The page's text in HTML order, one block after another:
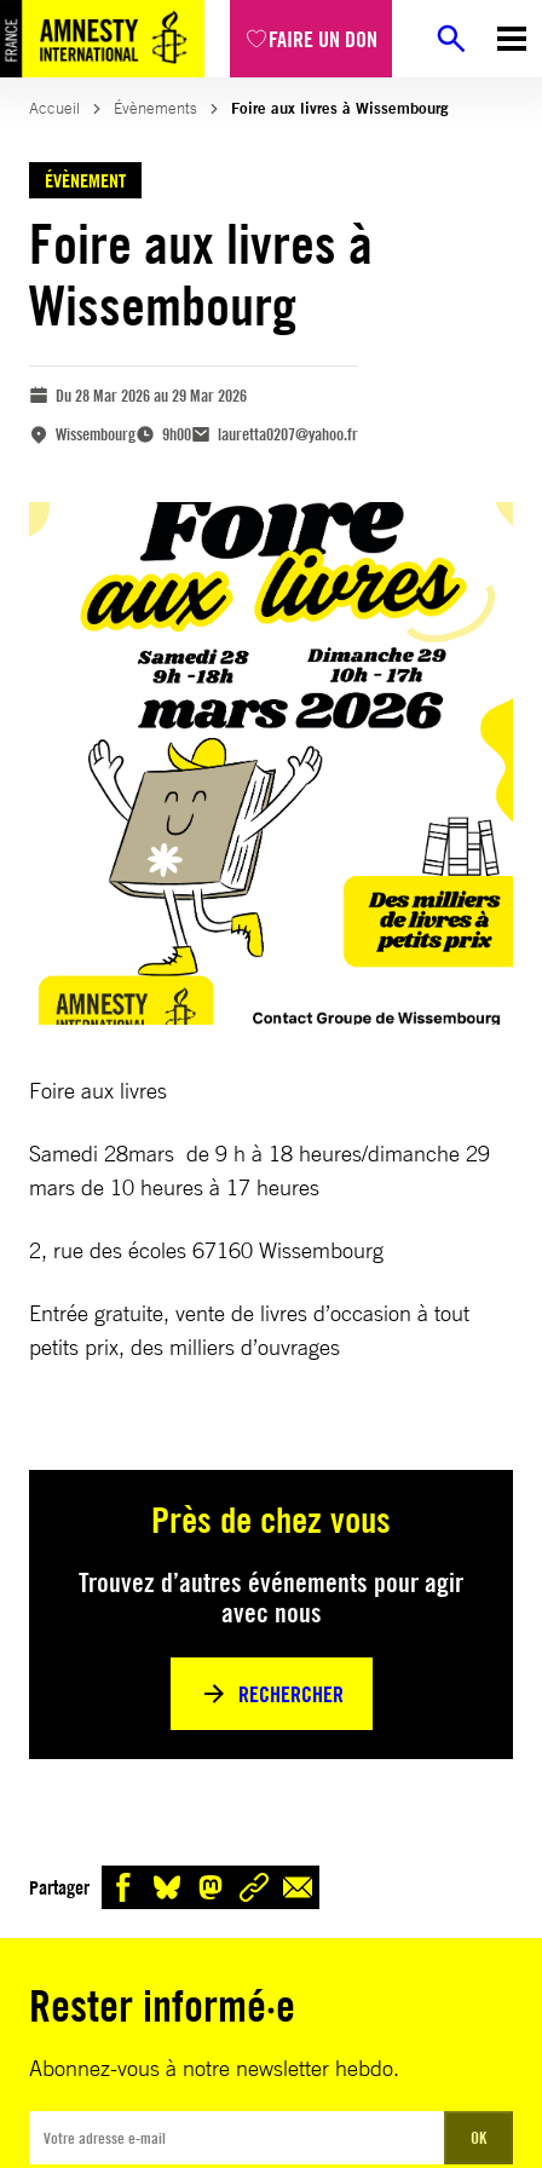
FAIRE UN DON
Accueil Évènements Foire aux livres à Wissembourg
ÉVÈNEMENT
Foire aux livres à
Wissembourg
Du 28 Mar 2026 au 29 Mar 2026
Wissembourg
9h00 lauretta0207@yahoo.fr
Foire aux livres
Samedi 28mars de 9 h à 18 heures/dimanche 29
mars de 10 heures à 17 heures
2, rue des écoles 67160 Wissembourg
Entrée gratuite, vente de livres d’occasion à tout
petits prix, des milliers d’ouvrages
Près de chez vous
Trouvez d’autres événements pour agir
avec nous
RECHERCHER
Partager
Rester informé·e
Abonnez-vous à notre newsletter hebdo.
OK